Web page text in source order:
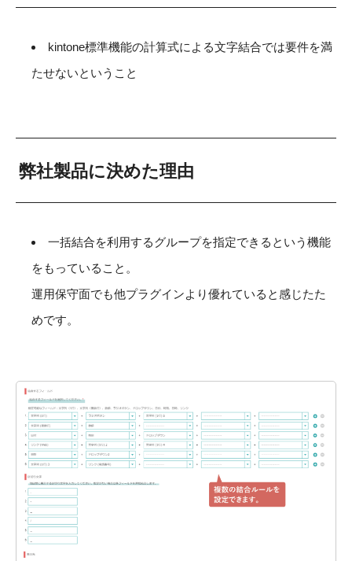
kintone標準機能の計算式による文字結合では要件を満
たせないということ
弊社製品に決めた理由
一括結合を利用するグループを指定できるという機能
をもっていること。
運用保守面でも他プラグインより優れていると感じたた
めです。